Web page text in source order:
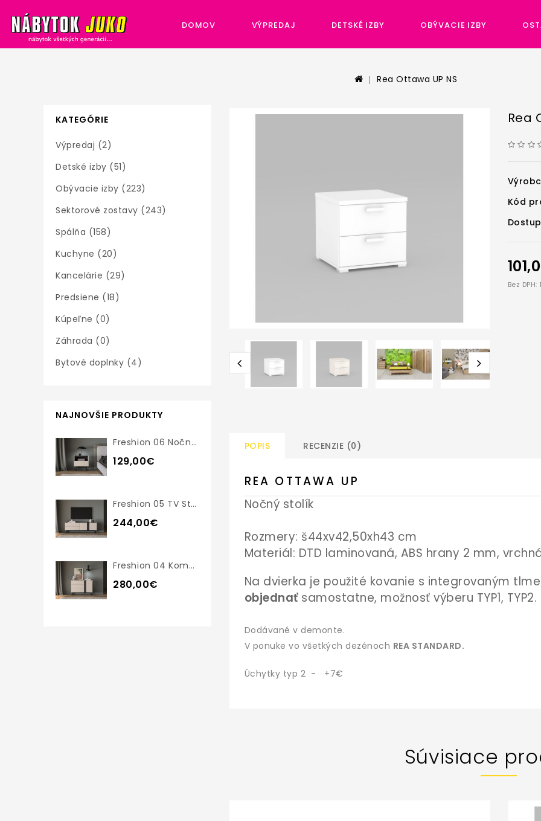
DOMOV VÝPREDAJ DETSKÉ IZBY OBÝVACIE IZBY
Rea Ottawa UP NS
KATEGÓRIE
Výpredaj (2)
Detské izby (51)
Obývacie izby (223)
Sektorové zostavy (243)
Spálňa (158)
Kuchyne (20)
Kancelárie (29)
Predsiene (18)
Kúpeľne (0)
Záhrada (0)
Bytové doplnky (4)
NAJNOVŠIE PRODUKTY
Freshion 06 Nočný Stolík
129,00€
Freshion 05 TV Stolík
244,00€
Freshion 04 Komoda
280,00€
Rea
Kód
Bez
POPIS RECENZIE (0)
REA OTTAWA UP
Nočný stolík
Rozmery: š44xv42,50xh43 cm
Materiál: DTD laminovaná, ABS hrany 2 mm,
Na dvierka je použité kovanie s integrovaným
objednaťsamostatne, možnosť výberu TYP1, TYP2.
Dodávané v demonte.
V ponuke vo všetkých dezénoch REA STANDARD.
Úchytky typ 2 - +7€
Súvisiace